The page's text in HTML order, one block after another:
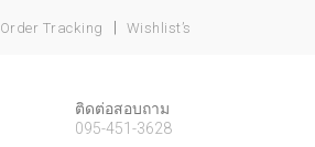
Order Tracking Wishlist’s
ติดต่อสอบถาม
095-451-3628